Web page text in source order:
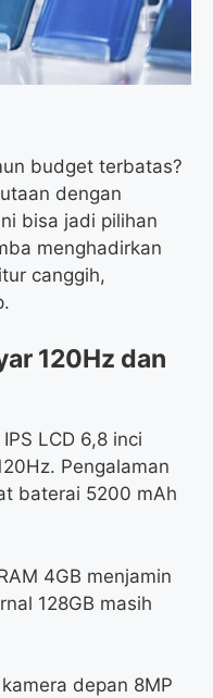
k
m
p
budget terbatas?
dengan
bisa jadi pilihan
menghadirkan
canggih,
120Hz dan
LCD 6,8 inci
Pengalaman
baterai 5200 mAh
4GB menjamin
128GB masih
depan 8MP